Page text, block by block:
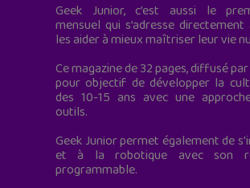
Geek Junior, c’est aussi le
mensuel qui s’adresse
les aider à mieux maîtriser leur vie
Ce magazine de 32 pages, diffusé
pour objectif de développer la
des 10-15 ans avec une
outils.
Geek Junior permet également de
et à la robotique avec son
programmable.